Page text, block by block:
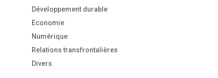
Développement durable
Economie
Numérique
Relations transfrontalières
Divers